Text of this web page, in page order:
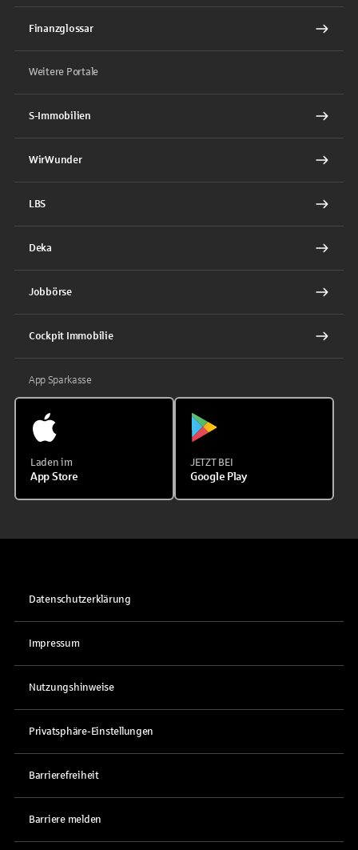
Finanzglossar
Weitere Portale
S-Immobilien
WirWunder
LBS
Deka
Jobbörse
Cockpit Immobilie
App Sparkasse
Laden im
App Store
JETZT BEI
Google Play
Datenschutzerklärung
Impressum
Nutzungshinweise
Privatsphäre-Einstellungen
Barrierefreiheit
Barriere melden